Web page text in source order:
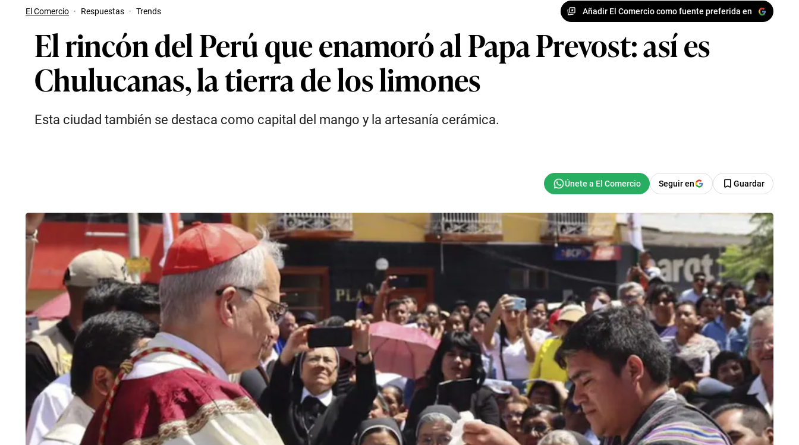
El Comercio · Respuestas · Trends Añadir El Comercio como fuente preferida en
El rincón del Perú que enamoró al Papa Prevost: así es
Chulucanas, la tierra de los limones
Esta ciudad también se destaca como capital del mango y la artesanía cerámica.
Seguir en Guardar